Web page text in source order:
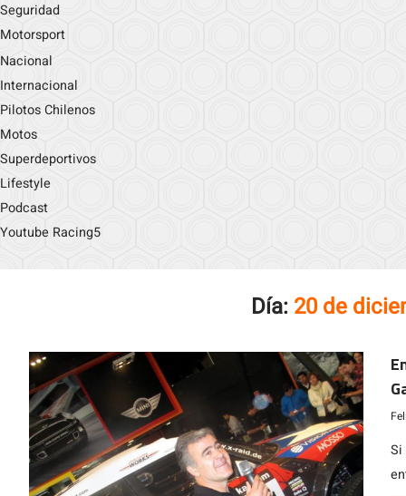
Seguridad
Motorsport
Nacional
Internacional
Pilotos Chilenos
Motos
Superdeportivos
Lifestyle
Podcast
Youtube Racing5
Día: 20 de
Si